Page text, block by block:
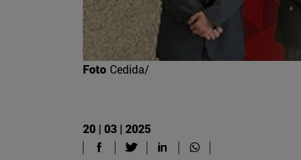
Foto Cedida/
20 | 03 | 2025